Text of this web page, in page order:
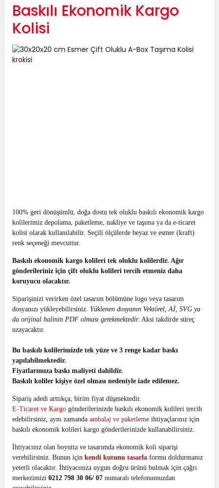
Baskılı Ekonomik Kargo
Kolisi
100% geri dönüşümlü, doğa dostu tek oluklu baskılı ekonomik kargo
kolilerimiz depolama, paketleme, nakliye ve taşıma ya da e-ticaret
kolisi olarak kullanılabilir. Seçili ölçülerde beyaz ve esmer (kraft)
renk seçeneği mevcuttur.
Baskılı ekonomik kargo kolileri tek oluklu kolilerdir. Ağır
gönderileriniz için çift oluklu kolileri tercih etmeniz daha
koruyucu olacaktır.
Siparişinizi verirken özel tasarım bölümüne logo veya tasarım
dosyanızı yükleyebilirsiniz. Yüklenen dosyanın Vektörel, Aİ, SVG ya
da orijinal halinin PDF olması gerekmektedir. Aksi takdirde süreç
uzayacaktır.
Bu baskılı kolilerimizde tek yüze ve 3 renge kadar baskı
yapılabilmektedir.
Fiyatlarımıza baskı maliyeti dahildir.
Baskılı koliler kişiye özel olması nedeniyle iade edilemez.
Sipariş adedi arttıkça, birim fiyat düşmektedir.
E-Ticaret ve Kargo gönderilerinizde baskılı ekonomik kolileri tercih
edebilirsiniz, aynı zamanda ambalaj ve paketleme ihtiyaçlarınız için
baskılı ekonomik kolileri kargo gönderilerinizde kullanabilirsiniz.
İhtiyacınız olan boyutta ve tasarımda ekonomik koli siparişi
verebilirsiniz. Bunun için kendi kutunu tasarla formu doldurmanız
yeterli olacaktır. İhtiyacınıza uygun doğru ürünü bulmak için çağrı
merkezimizi 0212 798 30 06/ 07 numaralı telefonumuzdan